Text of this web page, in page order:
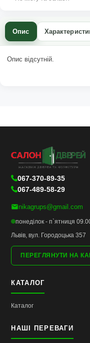
Опис
Опис відсутній.
067-370-89-35
067-489-58-29
nikagrups@gmail.com
понеділок - п`ятниця
Львів, вул. Городоцька 357
ПЕРЕГЛЯНУТИ НА
КАТАЛОГ
Каталог
НАШІ ПЕРЕВАГИ